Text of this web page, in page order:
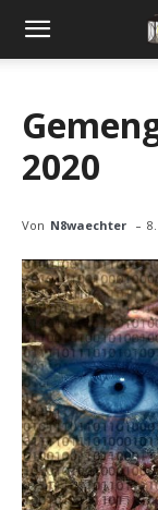
2020
Von N8waechter -